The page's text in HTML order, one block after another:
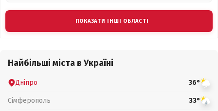
ПОКАЗАТИ ІНШІ ОБЛАСТІ
Найбільші міста в Україні
Дніпро 36°
Сімферополь 33°